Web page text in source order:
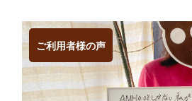
ご利用者様の声